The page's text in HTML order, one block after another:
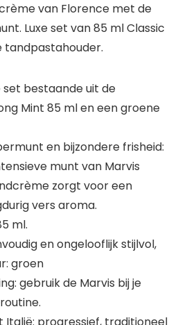
van Florence met de
Luxe set van 85 ml Classic
tandpastahouder.
set bestaande uit de
Mint 85 ml en een groene
en bijzondere frisheid:
munt van Marvis
zorgt voor een
vers aroma.
ml.
en ongelooflijk stijlvol,
groen
gebruik de Marvis bij je